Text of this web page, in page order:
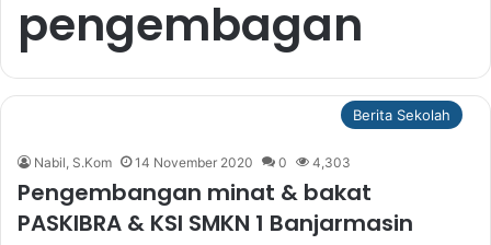
pengembagan
Berita Sekolah
Nabil, S.Kom 14 November 2020 0 4,303
Pengembangan minat & bakat
PASKIBRA & KSI SMKN 1 Banjarmasin